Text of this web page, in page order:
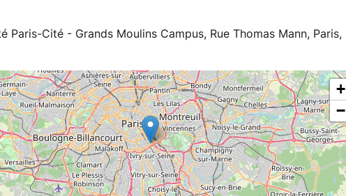
Paris-Cité - Grands Moulins Campus, Rue Thomas Mann, Paris,
+
−